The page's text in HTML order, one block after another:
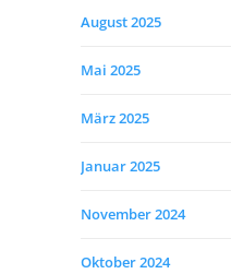
August 2025
Mai 2025
März 2025
Januar 2025
November 2024
Oktober 2024